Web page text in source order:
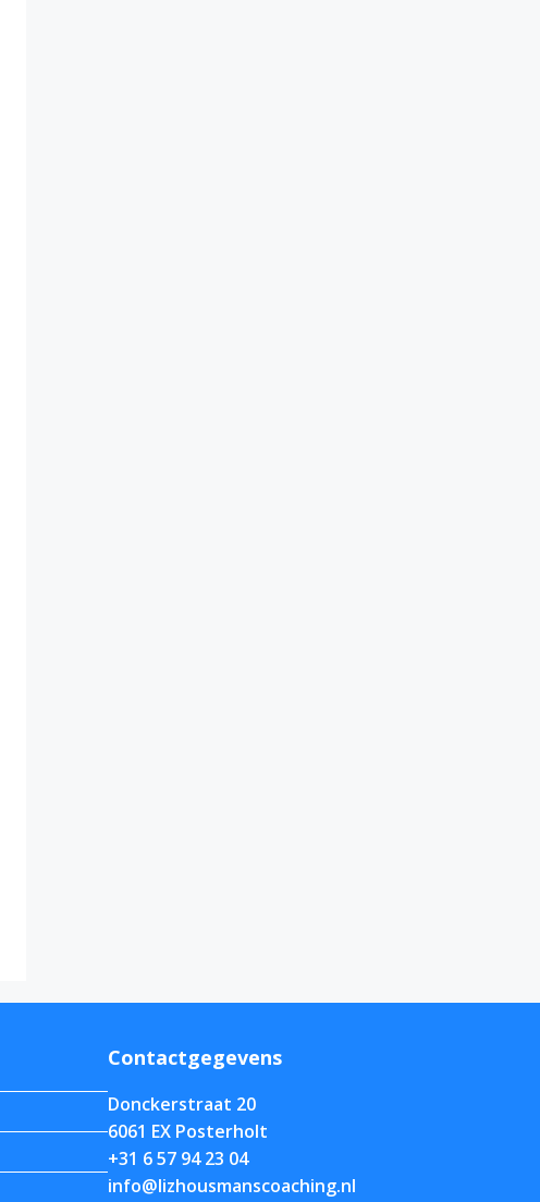
Contactgegevens
Donckerstraat 20
6061 EX Posterholt
+31 6 57 94 23 04
info@lizhousmanscoaching.nl